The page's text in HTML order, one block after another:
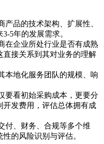
产品的技术架构、扩展性、
5年的发展需求。
在企业所处行业是否有成熟
直接关系到其对业务的理解
本地化服务团队的规模、响
要看初始采购成本，更要分
发费用，评估总体拥有成
付、财务、合规等多个维
的风险识别与评估。